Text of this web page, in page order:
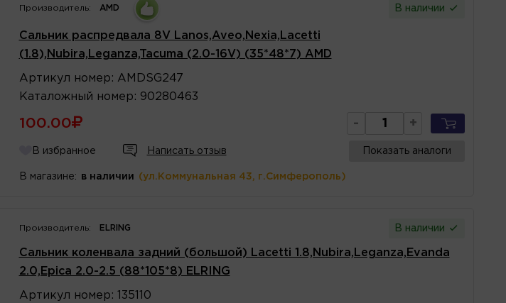
Производитель: AMD В наличии
Сальник распредвала 8V Lanos,Aveo,Nexia,Lacetti
(1.8),Nubira,Leganza,Tacuma (2.0-16V) (35*48*7) AMD
Артикул номер : AMDSG247
Каталожный номер : 90280463
100.00 - +
В избранное Написать отзыв Показать аналоги
В магазине: в наличии (ул.Коммунальная 43, г.Симферополь)
Производитель: ELRING В наличии
Сальник коленвала задний (большой) Lacetti 1.8,Nubira,Leganza,Evanda
2.0,Epica 2.0-2.5 (88*105*8) ELRING
Артикул номер : 135110